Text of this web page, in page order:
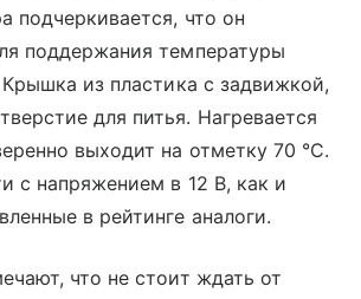
подчеркивается, что он
поддержания температуры
Крышка из пластика с задвижкой,
для питья. Нагревается
выходит на отметку 70 °С.
с напряжением в 12 В, как и
в рейтинге аналоги.
что не стоит ждать от